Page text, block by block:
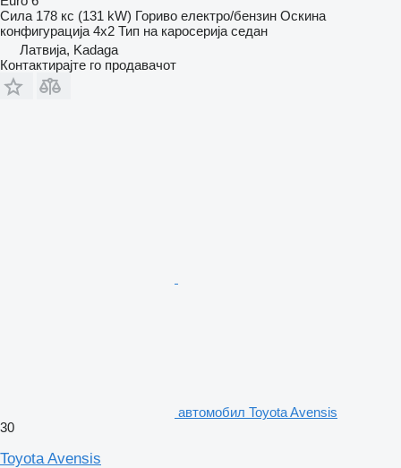
Сила 178 кс (131 kW) Гориво електро/бензин Оскина
конфигурација 4x2 Тип на каросерија седан
Латвија, Kadaga
Контактирајте го продавачот
aвтомобил Toyota Avensis
30
Toyota Avensis